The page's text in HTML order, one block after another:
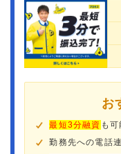
お
最短3分融資 も可
勤務先への電話